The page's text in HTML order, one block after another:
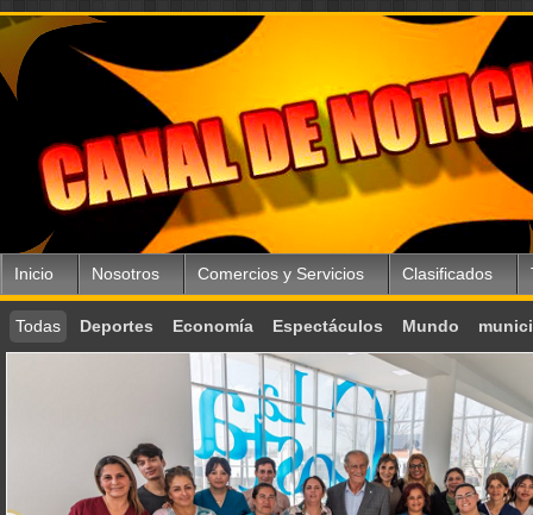
Inicio Nosotros Comercios y Servicios Clasificados
Todas Deportes Economía Espectáculos Mundo